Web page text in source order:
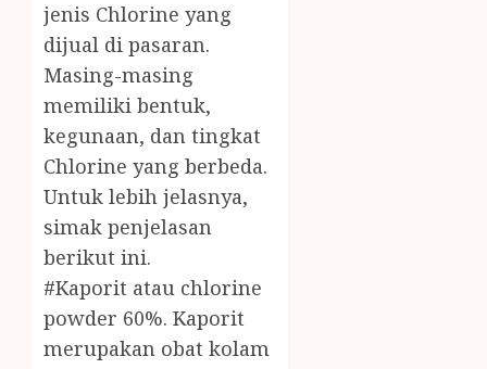
jenis Chlorine yang
dijual di pasaran.
Masing-masing
memiliki bentuk,
kegunaan, dan tingkat
Chlorine yang berbeda.
Untuk lebih jelasnya,
simak penjelasan
berikut ini.
#Kaporit atau chlorine
powder 60%. Kaporit
merupakan obat kolam